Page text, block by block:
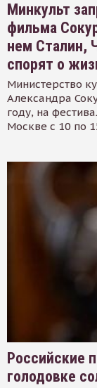
Минкульт
фильма
нем Сталин,
спорят о
Министерство
Александра
году, на
Москве с 10 по
Российские
голодовке